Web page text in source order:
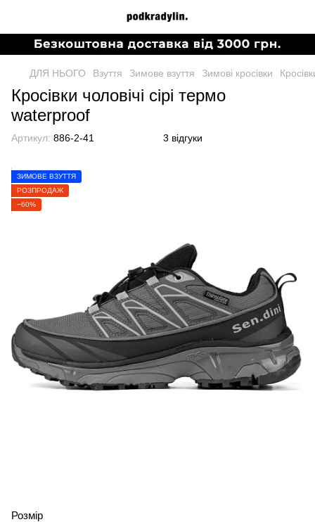
ДЛЯ НЬОГО Взуття Зимове взуття Зимові кросівки
Кросівки чоловічі сірі термо
waterproof
Артикул: 886-2-41 3 відгуки
ЗИМОВЕ ВЗУТТЯ
РОЗПРОДАЖ
−60%
Розмір